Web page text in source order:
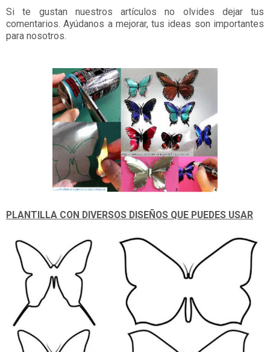
Si te gustan nuestros artículos no olvides dejar tus
comentarios. Ayúdanos a mejorar, tus ideas son importantes
para nosotros.
PLANTILLA CON DIVERSOS DISEÑOS QUE PUEDES USAR